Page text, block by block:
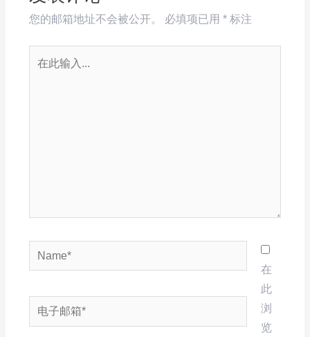
您的邮箱地址不会被公开。 必填项已用 *标注
Name*
电
子
在
此
浏
览